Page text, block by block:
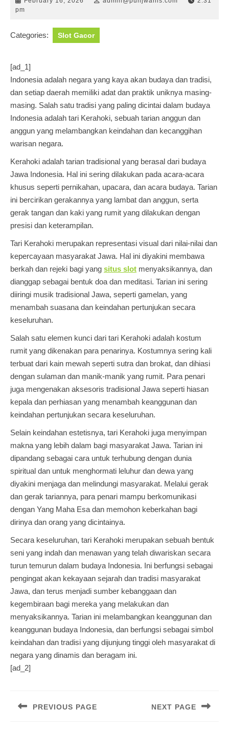
pm
Categories: Slot Gacor
[ad_1]
Indonesia adalah negara yang kaya akan budaya dan tradisi,
dan setiap daerah memiliki adat dan praktik uniknya masing-
masing. Salah satu tradisi yang paling dicintai dalam budaya
Indonesia adalah tari Kerahoki, sebuah tarian anggun dan
anggun yang melambangkan keindahan dan kecanggihan
warisan negara.
Kerahoki adalah tarian tradisional yang berasal dari budaya
Jawa Indonesia. Hal ini sering dilakukan pada acara-acara
khusus seperti pernikahan, upacara, dan acara budaya. Tarian
ini bercirikan gerakannya yang lambat dan anggun, serta
gerak tangan dan kaki yang rumit yang dilakukan dengan
presisi dan keterampilan.
Tari Kerahoki merupakan representasi visual dari nilai-nilai dan
kepercayaan masyarakat Jawa. Hal ini diyakini membawa
berkah dan rejeki bagi yang situs slot menyaksikannya, dan
dianggap sebagai bentuk doa dan meditasi. Tarian ini sering
diiringi musik tradisional Jawa, seperti gamelan, yang
menambah suasana dan keindahan pertunjukan secara
keseluruhan.
Salah satu elemen kunci dari tari Kerahoki adalah kostum
rumit yang dikenakan para penarinya. Kostumnya sering kali
terbuat dari kain mewah seperti sutra dan brokat, dan dihiasi
dengan sulaman dan manik-manik yang rumit. Para penari
juga mengenakan aksesoris tradisional Jawa seperti hiasan
kepala dan perhiasan yang menambah keanggunan dan
keindahan pertunjukan secara keseluruhan.
Selain keindahan estetisnya, tari Kerahoki juga menyimpan
makna yang lebih dalam bagi masyarakat Jawa. Tarian ini
dipandang sebagai cara untuk terhubung dengan dunia
spiritual dan untuk menghormati leluhur dan dewa yang
diyakini menjaga dan melindungi masyarakat. Melalui gerak
dan gerak tariannya, para penari mampu berkomunikasi
dengan Yang Maha Esa dan memohon keberkahan bagi
dirinya dan orang yang dicintainya.
Secara keseluruhan, tari Kerahoki merupakan sebuah bentuk
seni yang indah dan menawan yang telah diwariskan secara
turun temurun dalam budaya Indonesia. Ini berfungsi sebagai
pengingat akan kekayaan sejarah dan tradisi masyarakat
Jawa, dan terus menjadi sumber kebanggaan dan
kegembiraan bagi mereka yang melakukan dan
menyaksikannya. Tarian ini melambangkan keanggunan dan
keanggunan budaya Indonesia, dan berfungsi sebagai simbol
keindahan dan tradisi yang dijunjung tinggi oleh masyarakat di
negara yang dinamis dan beragam ini.
[ad_2]
navigation
PREVIOUS PAGE NEXT PAGE